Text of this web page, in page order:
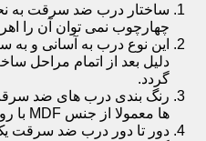
ساختار درب ضد سرقت به
چهارچوب نمی توان آن را
این نوع درب به آسانی و
دلیل بعد از اتمام مراحل
گردد.
رنگ بندی درب های ضد
ها معمولا از جنس MDF با روکش رنگ یا PVC می باشد.
دور تا دور درب ضد سرقت یک